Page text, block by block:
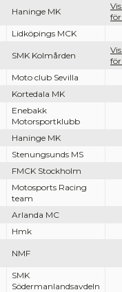
Haninge MK
Lidköpings MCK
SMK Kolmården
Moto club Sevilla
Kortedala MK
Enebakk
Motorsportklubb
Haninge MK
Stenungsunds MS
FMCK Stockholm
Motosports Racing
team
Arlanda MC
Hmk
NMF
SMK
Södermanlandsavdeln